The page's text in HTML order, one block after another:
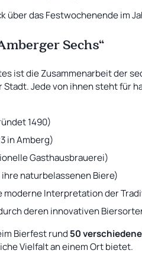
über das Festwochenende im
Sechs“
ist die Zusammenarbeit der
Jede von ihnen steht für
1490)
in Amberg)
Gasthausbrauerei)
naturbelassenen Biere)
moderne Interpretation der
deren innovativen
Bierfest rund 50
Vielfalt an einem Ort bietet.